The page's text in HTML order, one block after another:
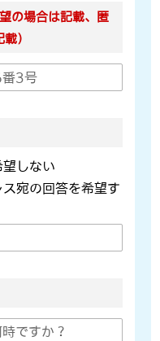
の場合は記載、匿
）
しない
宛の回答を希望す